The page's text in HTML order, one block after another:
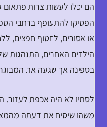
הם יכלו לעשות צרות
הפסיקו להתעופף ברחבי
או אסורים, לחטוף חפצים,
הילדים האחרים, התנהגות
בספינה אך שגעה את
לסתיו לא היה אכפת לעזור.
משהו שיסיח את דעתה